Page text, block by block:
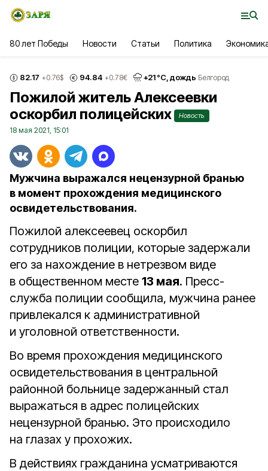
80 лет Победы Новости Статьи Политика
82.17 +0.76$ 94.84 +0.78€ +21°С, дождь Белгород
Пожилой житель Алексеевки
оскорбил полицейских
Новость
18 мая 2021, 15:01
Мужчина выражался нецензурной бранью
в момент прохождения медицинского
освидетельствования.
Пожилой алексеевец оскорбил
сотрудников полиции, которые задержали
его за нахождение в нетрезвом виде
в общественном месте 13 мая. Пресс-
служба полиции сообщила, мужчина ранее
привлекался к административной
и уголовной ответственности.
Во время прохождения медицинского
освидетельствования в центральной
районной больнице задержанный стал
выражаться в адрес полицейских
нецензурной бранью. Это происходило
на глазах у прохожих.
В действиях гражданина усматриваются